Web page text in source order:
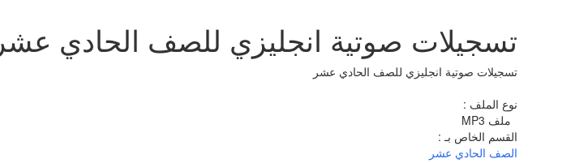
تسجيلات صوتية انجليزي للصف الحادي عشر
تسجيلات صوتية انجليزي للصف الحادي عشر
نوع الملف :
ملف MP3
القسم الخاص بـ :
الصف الحادي عشر